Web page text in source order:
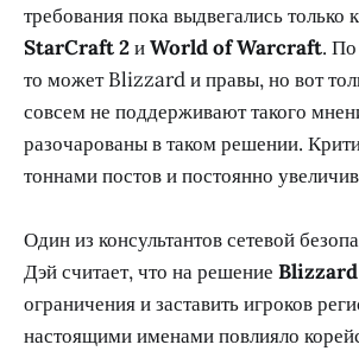
требования пока выдвегались
StarCraft 2иWorld of Warcraft. По
то может Blizzard и правы, но вот
совсем не поддерживают такого
разочарованы в таком решении.
тоннами постов и постоянно
Один из консультантов сетевой
Дэй считает, что на решение Blizzard
ограничения и заставить игроков
настоящими именами повлияло